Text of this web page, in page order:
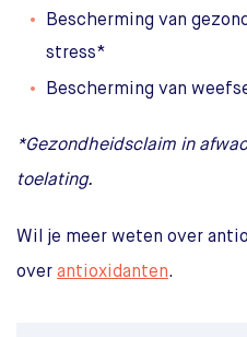
Bescherming van
stress*
Bescherming van
*Gezondheidsclaim in
toelating.
Wil je meer weten over
over antioxidanten.